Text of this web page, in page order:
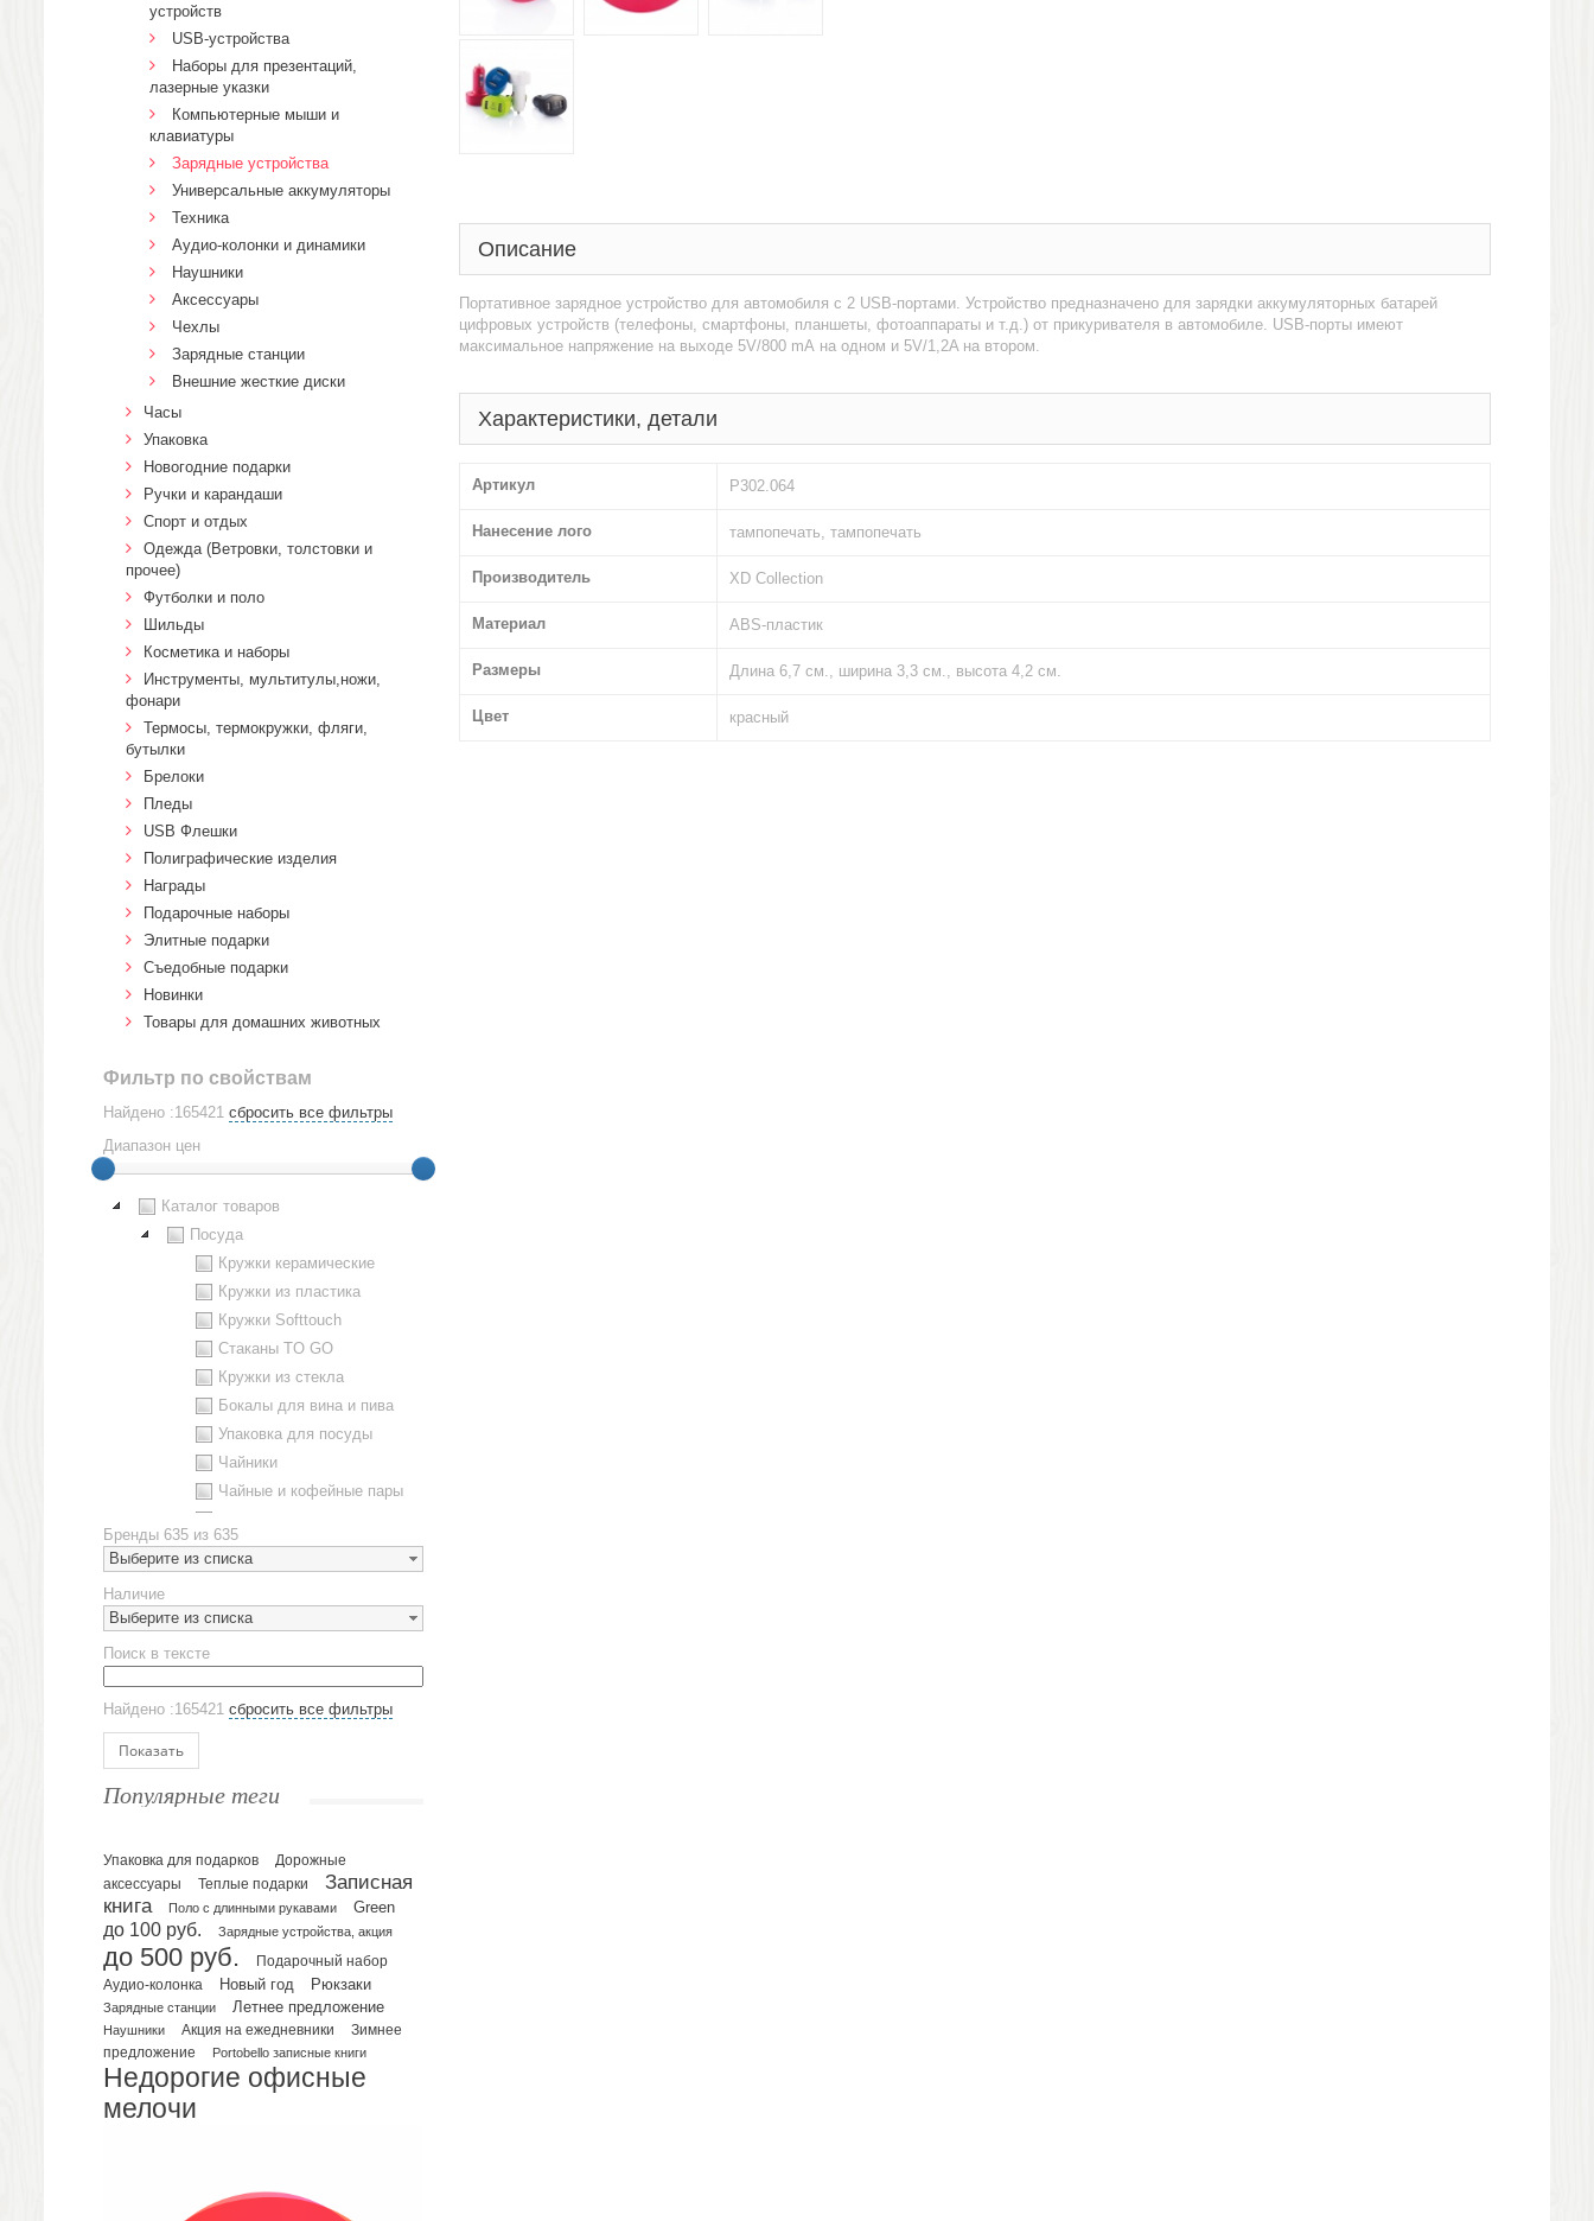
Описание
Портативное зарядное устройство для автомобиля с 2 USB-портами. Устройство предназначено для зарядки аккумуляторных батарей
цифровых устройств (телефоны, смартфоны, планшеты, фотоаппараты и т.д.) от прикуривателя в автомобиле. USB-порты имеют
максимальное напряжение на выходе 5V/800 mА на одном и 5V/1,2A на втором.
Характеристики, детали
Артикул P302.064
Нанесение лого тампопечать, тампопечать
Производитель XD Collection
Материал ABS-пластик
Размеры Длина 6,7 см., ширина 3,3 см., высота 4,2 см.
Цвет красный
устройств
USB-устройства
Наборы для презентаций,
лазерные указки
Компьютерные мыши и
клавиатуры
Зарядные устройства
Универсальные аккумуляторы
Техника
Аудио-колонки и динамики
Наушники
Аксессуары
Чехлы
Зарядные станции
Внешние жесткие диски
Часы
Упаковка
Новогодние подарки
Ручки и карандаши
Спорт и отдых
Одежда (Ветровки, толстовки и
прочее)
Футболки и поло
Шильды
Косметика и наборы
Инструменты, мультитулы,ножи,
фонари
Термосы, термокружки, фляги,
бутылки
Брелоки
Пледы
USB Флешки
Полиграфические изделия
Награды
Подарочные наборы
Элитные подарки
Cъедобные подарки
Новинки
Товары для домашних животных
Фильтр по свойствам
Найдено :165421 сбросить все фильтры
Диапазон цен
Каталог товаров
Посуда
Кружки керамические
Кружки из пластика
Кружки Softtouch
Стаканы TO GO
Кружки из стекла
Бокалы для вина и пива
Упаковка для посуды
Чайники
Чайные и кофейные пары
Наборы посуды
Предметы сервировки
Стаканы
Эко кружки
ЕВРОПОСУДА
Аксессуары
Ежедневники и блокноты
Датированные ежедневники
Планинги и телефонные книжки
Планинги датированные
Планинги недатированные
Еженедельники
Органайзер на ежедневник
Сумки и Рюкзаки
Сумки для планшетов и ноутбуков
Рюкзаки
Несессеры и косметички
Бренды 635 из 635
Выберите из списка
Наличие
Выберите из списка
Поиск в тексте
Найдено :165421 сбросить все фильтры
Показать
Популярные теги
Упаковка для подарков
Дорожные
аксессуары
Теплые подарки
Записная
книга
Поло с длинными рукавами Green
до 100 руб. Зарядные устройства, акция
до 500 руб. Подарочный набор
Аудио-колонка Новый год Рюкзаки
Зарядные станции Летнее предложение
Наушники Акция на ежедневники
Зимнее
предложение
Portobello записные книги
Недорогие офисные
мелочи